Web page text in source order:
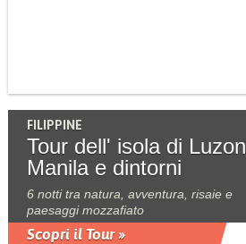
FILIPPINE
Tour dell' isola di Luzon
Manila e dintorni
6 notti tra natura, avventura, risaie e
paesaggi mozzafiato
Scopri il Tour »